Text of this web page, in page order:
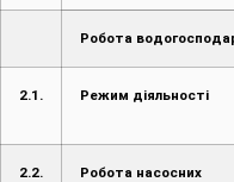
Робота
2.1. Режим діяльності
2.2.
Робота насосних